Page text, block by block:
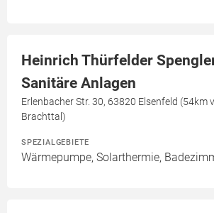
Heinrich Thürfelder
Sanitäre Anlagen
Erlenbacher Str. 30, 63820 Elsenfeld (54km
Brachttal)
SPEZIALGEBIETE
Wärmepumpe, Solarthermie,